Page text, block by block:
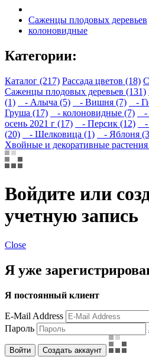
Саженцы плодовых деревьев
колоновидные
Категории:
Каталог (217) Рассада цветов (18)
Саженцы плодовых деревьев (131)
(1)
- Алыча (5) - Вишня (7) -
Груша (17)
- колоновидные (7) -
осень 2021 г (17)
- Персик (12) -
(20)
- Шелковица (1) - Яблоня
Хвойные и декоративные
Войдите или
учетную запись
Close
Я уже
Я постоянный клиент
E-Mail Address
Пароль
Войти Создать аккаунт